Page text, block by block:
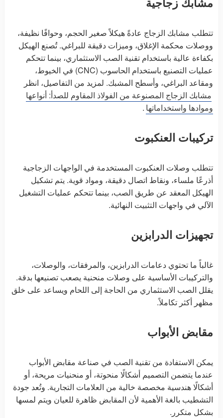
تتطلب مشابك الزجاج عادةً هيكلاً صغير الحجم، وحوافًا نظيفة،
ووصلات محكمة الإغلاق، وميزات دقيقة للبراغي. تُصنع الهيكل
بكفاءة عالية باستخدام تقنية الصب الاستثماري، بينما تتحكم
عمليات التصنيع باستخدام الحاسوب (CNC) في الخيوط،
ومقاعد البراغي، وأسطح المشبك. لمزيد من التفاصيل، انظر
مشابك الزجاج المصنوعة من الفولاذ المقاوم للصدأ: أنواعها
وموادها واستخداماتها .
تركيبات العنكبوت
تتطلب وصلات العنكبوت المستخدمة في الواجهات الزجاجية
أذرعًا ملساء، ونقاط اتصال دقيقة، ومواد قوية. يتم تشكيل
الهيكل المعقد عن طريق الصب، بينما تتحكم عمليات التشغيل
الآلي في واجهات التثبيت النهائية.
تجهيزات الدرابزين
غالباً ما تحتوي دعامات الدرابزين، والمرفقات، والوصلات،
والتركيبات الأساسية على وصلات منحنية يصعب تصنيعها بدقة.
يقلل الصب الاستثماري من الحاجة إلى اللحام ويساعد على خلق
مظهر أكثر تكاملاً.
مقابض الأبواب
يمكن الاستفادة من تقنية الصب في صناعة مقابض الأبواب
عندما يتضمن التصميم أشكالًا منحوتة، أو منحنيات مريحة، أو
أشكالًا هندسية مخصصة خالية من العلامات التجارية. وتُعد جودة
التشطيب بالغة الأهمية لأن المقابض ظاهرة للعيان ويتم لمسها
بشكل متكرر.